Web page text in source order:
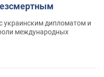
украинским дипломатом и
международных